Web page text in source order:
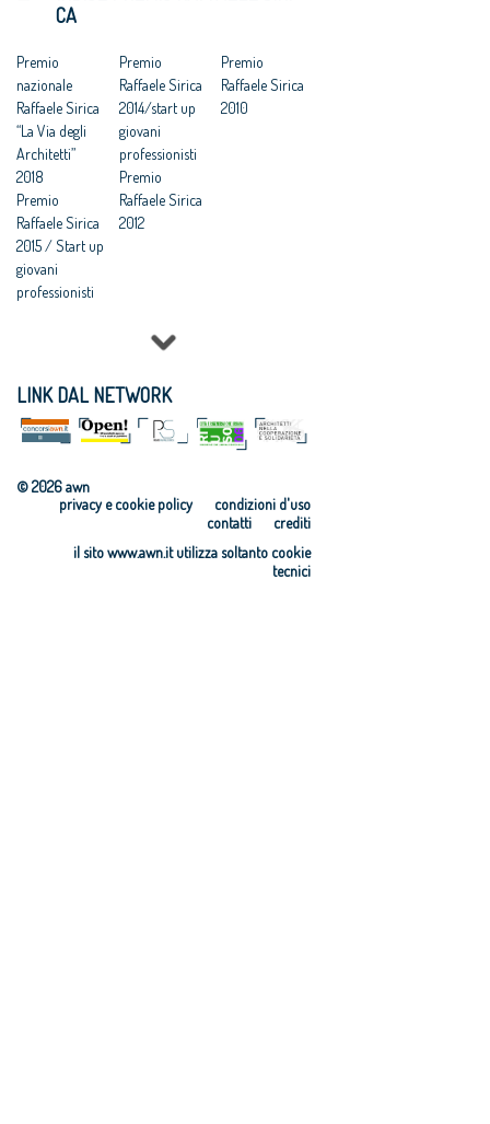
CA
Premio
nazionale
Raffaele Sirica
“La Via degli
Architetti”
2018
Premio
Raffaele Sirica
2015 / Start up
giovani
professionisti
Premio
Raffaele Sirica
2014/start up
giovani
professionisti
Premio
Raffaele Sirica
2012
Premio
Raffaele Sirica
2010
LINK DAL NETWORK
© 2026 awn
condizioni d'uso
privacy e cookie policy
crediti
contatti
il sito www.awn.it utilizza soltanto cookie
tecnici